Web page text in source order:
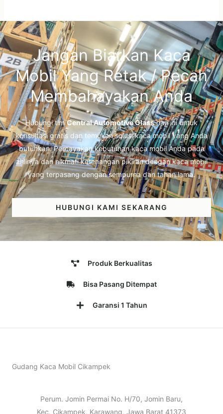
Jangan Biarkan Kaca
Mobil Yang Retak / Pecah
Membahayakan Anda
Hubungi timCentral Automotive Glasshari ini untuk
konsultasi gratis dan temukan solusi kaca mobil yang Anda
butuhkan. Percayakan kebutuhan kaca mobil Anda pada
ahlinya dan nikmati ketenangan pikiran dengan kaca mobil
yang terpasang dengan sempurna dan tahan lama.
HUBUNGI KAMI SEKARANG
Produk Berkualitas
Bisa Pasang Ditempat
Garansi 1 Tahun
Gudang Kaca Mobil Cikampek
Perum. Jomin Permai No. H/70, Jomin Baru,
Kec. Cikampek, Karawang, Jawa Barat 41373